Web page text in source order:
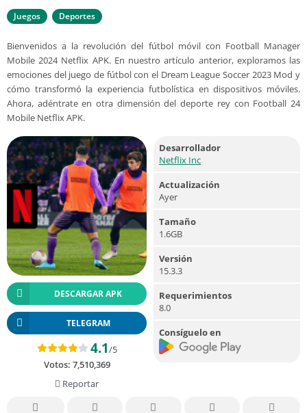
Juegos Deportes
Bienvenidos a la revolución del fútbol móvil con Football Manager
Mobile 2024 Netflix APK. En nuestro artículo anterior, exploramos las
emociones del juego de fútbol con el Dream League Soccer 2023 Mod y
cómo transformó la experiencia futbolística en dispositivos móviles.
Ahora, adéntrate en otra dimensión del deporte rey con Football 24
Mobile Netflix APK.
DESCARGAR APK
TELEGRAM
4.1/5
Votos: 7,510,369
Reportar
Desarrollador
Netflix Inc
Actualización
Ayer
Tamaño
1.6GB
Versión
15.3.3
Requerimientos
8.0
Consíguelo en